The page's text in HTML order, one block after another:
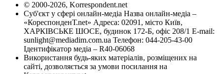
© 2000-2026, Korrespondent.net
Суб'єкт у сфері онлайн-медіа Назва онлайн-медіа –
«КореспонденТ.net» Адреса: 02091, місто Київ,
ХАРКІВСЬКЕ ШОСЕ, будинок 172-Б, офіс 208/1 E-mail:
sunlight@mediadim.com.ua Телефон: 044-205-43-00
Ідентифікатор медіа – R40-06068
Використання будь-яких матеріалів, розміщених на
сайті, дозволяється за умови посилання на